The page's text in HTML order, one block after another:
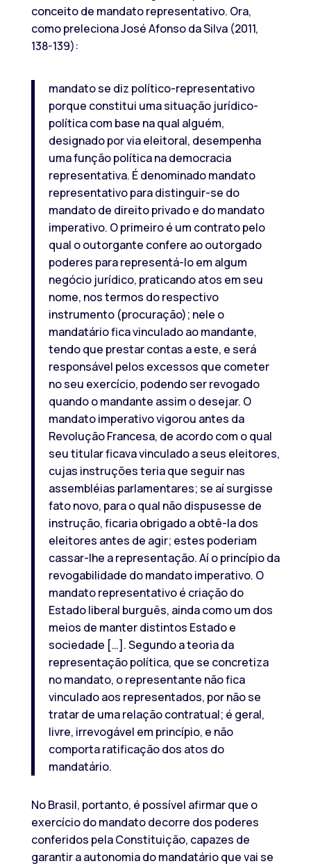
conceito de mandato representativo. Ora,
como preleciona José Afonso da Silva (2011,
138-139):
mandato se diz político-representativo
porque constitui uma situação jurídico-
política com base na qual alguém,
designado por via eleitoral, desempenha
uma função política na democracia
representativa. É denominado mandato
representativo para distinguir-se do
mandato de direito privado e do mandato
imperativo. O primeiro é um contrato pelo
qual o outorgante confere ao outorgado
poderes para representá-lo em algum
negócio jurídico, praticando atos em seu
nome, nos termos do respectivo
instrumento (procuração); nele o
mandatário fica vinculado ao mandante,
tendo que prestar contas a este, e será
responsável pelos excessos que cometer
no seu exercício, podendo ser revogado
quando o mandante assim o desejar. O
mandato imperativo vigorou antes da
Revolução Francesa, de acordo com o qual
seu titular ficava vinculado a seus eleitores,
cujas instruções teria que seguir nas
assembléias parlamentares; se aí surgisse
fato novo, para o qual não dispusesse de
instrução, ficaria obrigado a obtê-la dos
eleitores antes de agir; estes poderiam
cassar-lhe a representação. Aí o princípio da
revogabilidade do mandato imperativo. O
mandato representativo é criação do
Estado liberal burguês, ainda como um dos
meios de manter distintos Estado e
sociedade […]. Segundo a teoria da
representação política, que se concretiza
no mandato, o representante não fica
vinculado aos representados, por não se
tratar de uma relação contratual; é geral,
livre, irrevogável em princípio, e não
comporta ratificação dos atos do
mandatário.
No Brasil, portanto, é possível afirmar que o
exercício do mandato decorre dos poderes
conferidos pela Constituição, capazes de
garantir a autonomia do mandatário que vai se